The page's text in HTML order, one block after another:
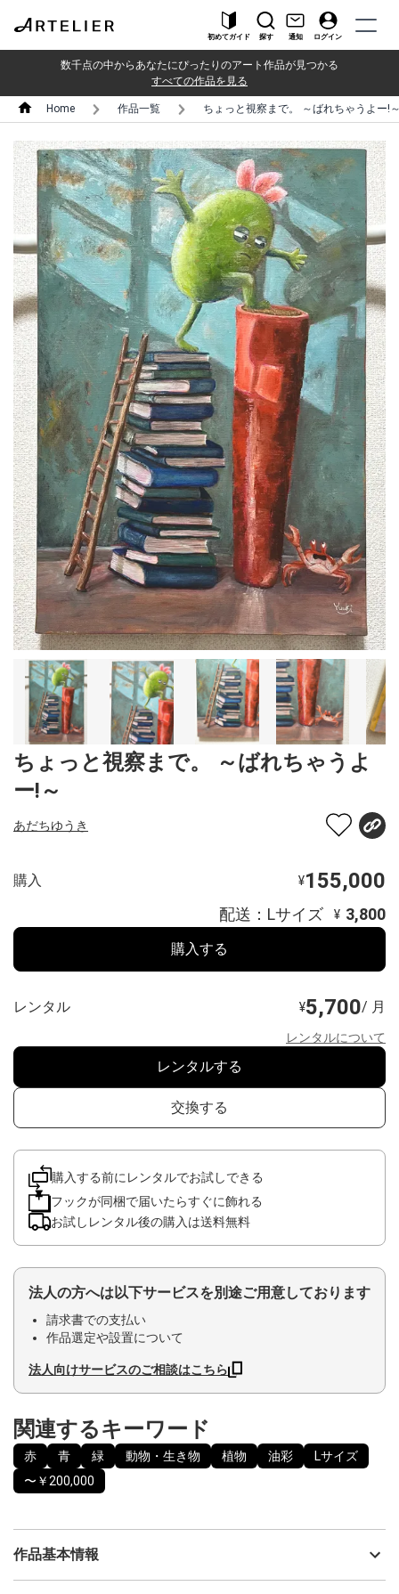
初めてガイド 探す 通知 ログイン
数千点の中からあなたにぴったりのアート作品が見つかる
すべての作品を見る
Home 作品一覧 ちょっと視察まで。 ～ばれちゃうよー!
ちょっと視察まで。 ～ばれちゃうよ
ー!～
あだちゆうき
購入 ¥155,000
配送：Lサイズ ¥ 3,800
購入する
レンタル ¥5,700/ 月
レンタルについて
レンタルする
交換する
購入する前にレンタルでお試しできる
フックが同梱で届いたらすぐに飾れる
お試しレンタル後の購入は送料無料
法人の方へは以下サービスを別途ご用意しております
請求書での支払い
作品選定や設置について
法人向けサービスのご相談はこちら
関連するキーワード
赤 青 緑 動物・生き物 植物 油彩
Lサイズ
〜￥200,000
作品基本情報